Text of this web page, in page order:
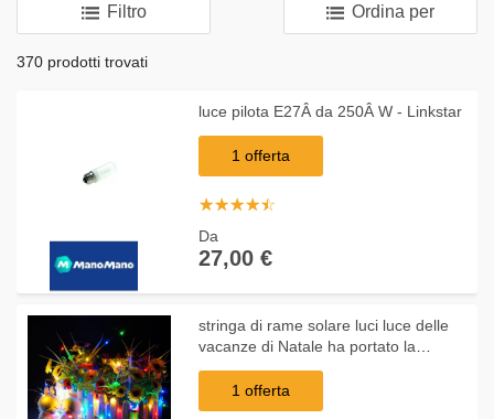
Filtro Ordina per
370 prodotti trovati
luce pilota E27Â da 250Â W - Linkstar
1 offerta
☆☆☆☆☆
★★★★★
Da
27,00 €
stringa di rame solare luci luce delle
vacanze di Natale ha portato la
lampada a 20 metri di lunghezza della
canna 200 + spia lampeggiante
acceso
1 offerta